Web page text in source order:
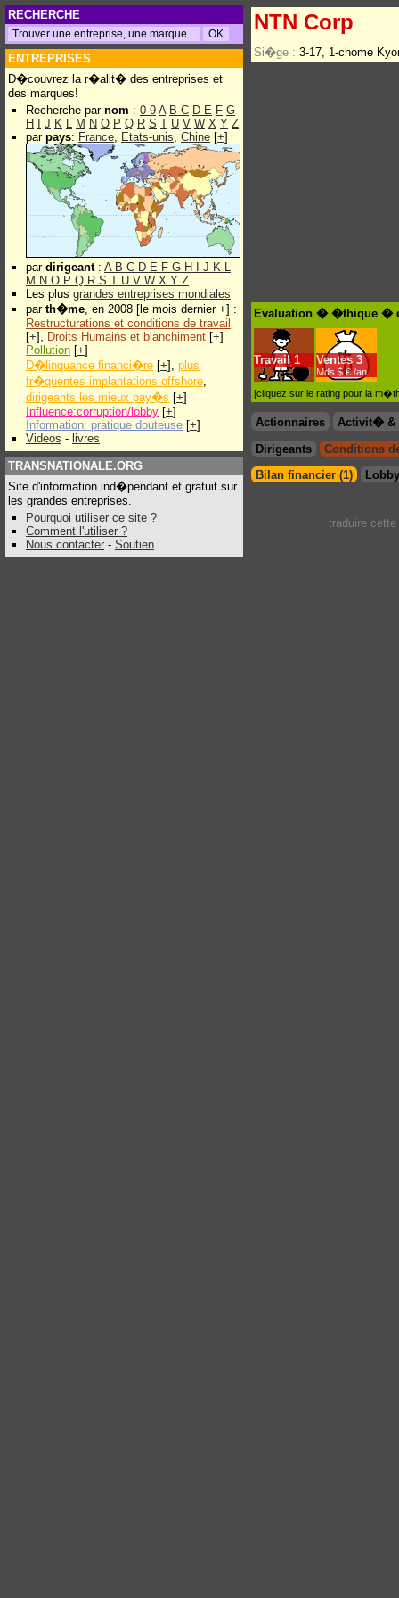
RECHERCHE
ENTREPRISES
D�couvrez la r�alit� des entreprises et
des marques!
Recherche par nom : 0-9 A B C D E F G
H
J K L M N O P Q R S T U V W X Y Z
par pays: France, Etats-unis, Chine [+]
par dirigeant: A B C D E F G H J K L
M N O P Q R S T U V W X Y Z
Les plus grandes entreprises mondiales
par th�me, en 2008 [le mois dernier +] :
Restructurations et conditions de travail
[+], Droits Humains et blanchiment [+]
Pollution [+]
D�linquance financi�re [+], plus
fr�quentes implantations offshore,
dirigeants les mieux pay�s [+]
Influence:corruption/lobby [+]
Information: pratique douteuse [+]
Videos - livres
TRANSNATIONALE.ORG
Site d'information ind�pendant et gratuit sur
les grandes entreprises.
Pourquoi utiliser ce site ?
Comment l'utiliser ?
Nous contacter - Soutien
NTN Corp
Si�ge : 3-17, 1-chome
Evaluation � �thique �
Travail 1 Ventes 3
Mds $.€ /an
[cliquez sur le rating pour la
Actionnaires
Activit� &
Dirigeants
Conditions
Bilan financier (1)
traduire